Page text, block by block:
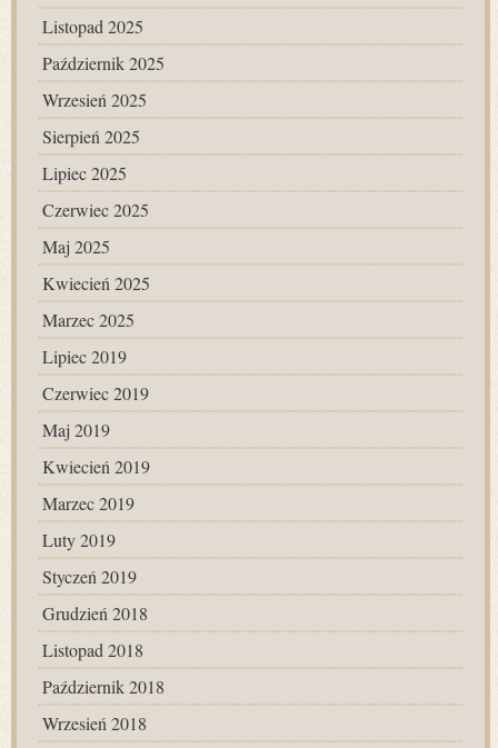
Listopad 2025
Październik 2025
Wrzesień 2025
Sierpień 2025
Lipiec 2025
Czerwiec 2025
Maj 2025
Kwiecień 2025
Marzec 2025
Lipiec 2019
Czerwiec 2019
Maj 2019
Kwiecień 2019
Marzec 2019
Luty 2019
Styczeń 2019
Grudzień 2018
Listopad 2018
Październik 2018
Wrzesień 2018